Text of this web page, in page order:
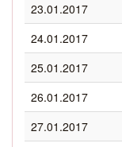
23.01.2017
24.01.2017
25.01.2017
26.01.2017
27.01.2017